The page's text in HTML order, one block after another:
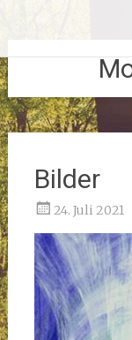
springen
Bilder
24. Juli 2021